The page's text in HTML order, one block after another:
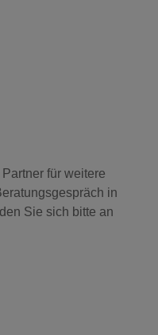
für weitere
in
Sie sich bitte an